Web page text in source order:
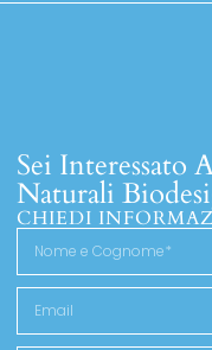
Sei Interessato
Naturali
CHIEDI